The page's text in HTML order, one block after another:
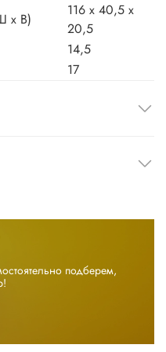
х В)
116 х 40,5 х
20,5
14,5
17
подберем,